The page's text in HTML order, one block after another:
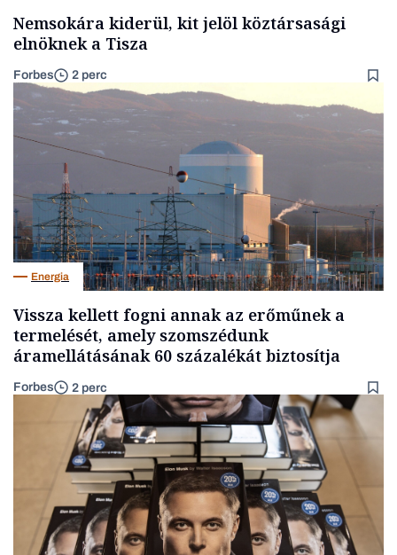
Nemsokára kiderül, kit jelöl köztársasági
elnöknek a Tisza
Forbes 2 perc
Energia
Vissza kellett fogni annak az erőműnek a
termelését, amely szomszédunk
áramellátásának 60 százalékát biztosítja
Forbes 2 perc